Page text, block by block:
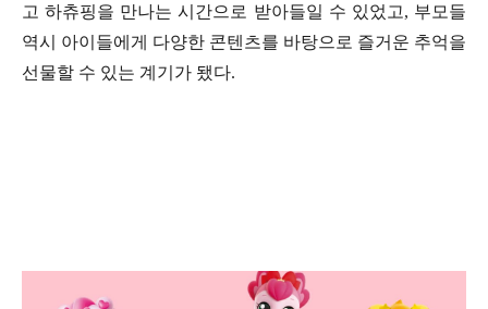
고 하츄핑을 만나는 시간으로 받아들일 수 있었고, 부모들
역시 아이들에게 다양한 콘텐츠를 바탕으로 즐거운 추억을
선물할 수 있는 계기가 됐다.